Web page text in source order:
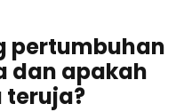
pertumbuhan
dan apakah
teruja?